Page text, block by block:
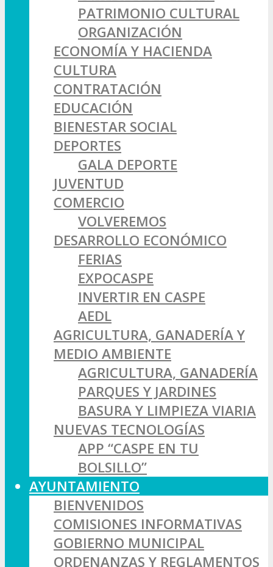
PATRIMONIO CULTURAL
ORGANIZACIÓN
ECONOMÍA Y HACIENDA
CULTURA
CONTRATACIÓN
EDUCACIÓN
BIENESTAR SOCIAL
DEPORTES
GALA DEPORTE
JUVENTUD
COMERCIO
VOLVEREMOS
DESARROLLO ECONÓMICO
FERIAS
EXPOCASPE
INVERTIR EN CASPE
AEDL
AGRICULTURA, GANADERÍA Y
MEDIO AMBIENTE
AGRICULTURA, GANADERÍA
PARQUES Y JARDINES
BASURA Y LIMPIEZA VIARIA
NUEVAS TECNOLOGÍAS
APP “CASPE EN TU
BOLSILLO”
AYUNTAMIENTO
BIENVENIDOS
COMISIONES INFORMATIVAS
GOBIERNO MUNICIPAL
ORDENANZAS Y REGLAMENTOS